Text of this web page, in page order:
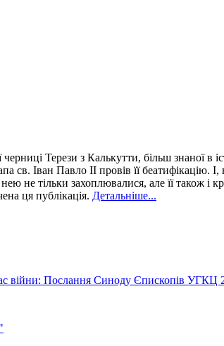
Терези з Калькутти, більш знаної в
св. Іван Павло ІІ провів її
тільки захоплювалися, але її також і
ця публікація. Детальніше...
війни: Послання Синоду Єпископів УГКЦ